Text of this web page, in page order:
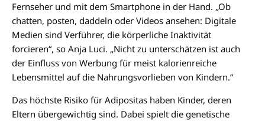
Fernseher und mit dem Smartphone in der Hand. „Ob
chatten, posten, daddeln oder Videos ansehen: Digitale
Medien sind Verführer, die körperliche Inaktivität
forcieren“, so Anja Luci. „Nicht zu unterschätzen ist auch
der Einfluss von Werbung für meist kalorienreiche
Lebensmittel auf die Nahrungsvorlieben von Kindern.“
Das höchste Risiko für Adipositas haben Kinder, deren
Eltern übergewichtig sind. Dabei spielt die genetische